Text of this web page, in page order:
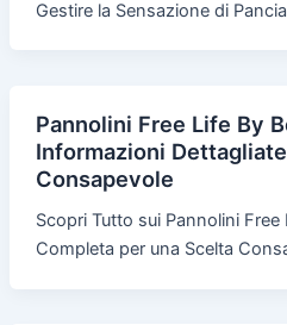
Gestire la Sensazione di
Pannolini Free Life By
Informazioni
Consapevole
Scopri Tutto sui Pannolini Free
Completa per una Scelta